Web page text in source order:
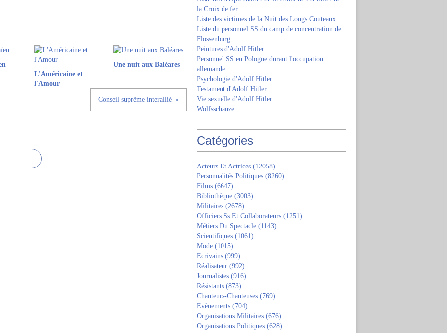
L'Américaine et
l'Amour
Une nuit aux Baléares
Conseil suprême interallié
la Croix de fer
Liste des victimes de la Nuit des Longs Couteaux
Liste du personnel SS du camp de concentration de
Flossenburg
Peintures d'Adolf Hitler
Personnel SS en Pologne durant l'occupation
allemande
Psychologie d'Adolf Hitler
Testament d'Adolf Hitler
Vie sexuelle d'Adolf Hitler
Wolfsschanze
Catégories
Acteurs Et Actrices (12058)
Personnalités Politiques (8260)
Films (6647)
Bibliothèque (3003)
Militaires (2678)
Officiers Ss Et Collaborateurs (1251)
Métiers Du Spectacle (1143)
Scientifiques (1061)
Mode (1015)
Ecrivains (999)
Réalisateur (992)
Journalistes (916)
Résistants (873)
Chanteurs-Chanteuses (769)
Evènements (704)
Organisations Militaires (676)
Organisations Politiques (628)